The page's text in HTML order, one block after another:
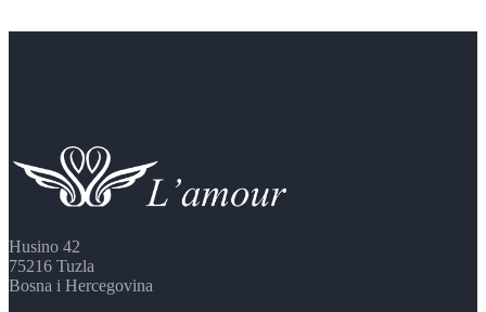
Husino 42
75216 Tuzla
Bosna i Hercegovina